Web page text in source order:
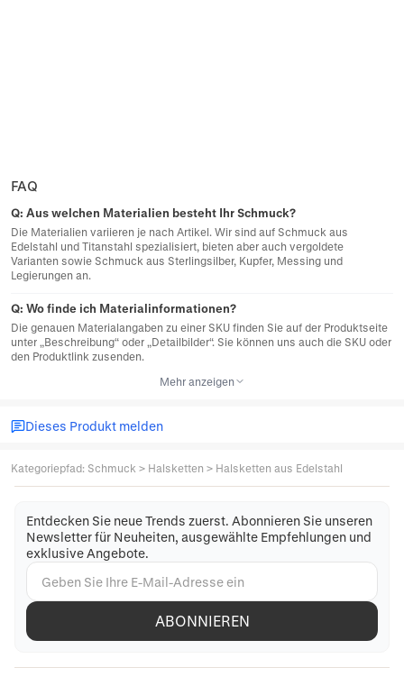
FAQ
Q: Aus welchen Materialien besteht Ihr Schmuck?
Die Materialien variieren je nach Artikel. Wir sind auf Schmuck aus
Edelstahl und Titanstahl spezialisiert, bieten aber auch vergoldete
Varianten sowie Schmuck aus Sterlingsilber, Kupfer, Messing und
Legierungen an.
Q: Wo finde ich Materialinformationen?
Die genauen Materialangaben zu einer SKU finden Sie auf der Produktseite
unter „Beschreibung“ oder „Detailbilder“. Sie können uns auch die SKU oder
den Produktlink zusenden.
Mehr anzeigen
Dieses Produkt melden
Kategoriepfad: Schmuck > Halsketten > Halsketten aus Edelstahl
Entdecken Sie neue Trends zuerst. Abonnieren Sie unseren
Newsletter für Neuheiten, ausgewählte Empfehlungen und
exklusive Angebote.
ABONNIEREN